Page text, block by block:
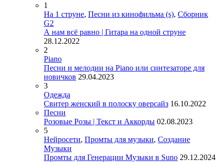
1
На 1 струне, Песни из кинофильма (s), Сборник
G2
А нам всё равно | Гитара на одной струне
28.12.2022
2
Piano
Песни и мелодии на Piano или синтезаторе для
новичков 29.04.2023
3
Одежда
Свитер женский в полоску оверсайз 16.10.2022
Песни
Розовые Розы | Текст и Аккорды 02.08.2023
5
Нейросети, Промты для музыки, Создание
Музыки
Промты для Генерации Музыки в Suno 29.12.2024